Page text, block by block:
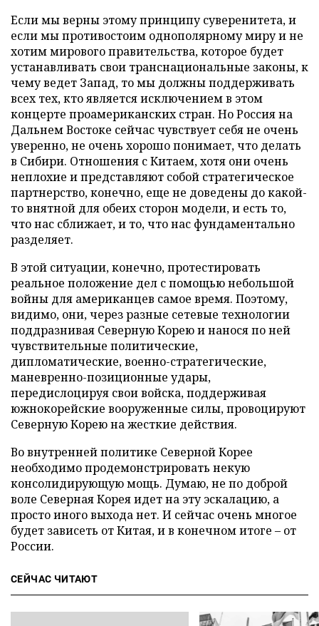
Если мы верны этому принципу суверенитета, и
если мы противостоим однополярному миру и не
хотим мирового правительства, которое будет
устанавливать свои транснациональные законы, к
чему ведет Запад, то мы должны поддерживать
всех тех, кто является исключением в этом
концерте проамериканских стран. Но Россия на
Дальнем Востоке сейчас чувствует себя не очень
уверенно, не очень хорошо понимает, что делать
в Сибири. Отношения с Китаем, хотя они очень
неплохие и представляют собой стратегическое
партнерство, конечно, еще не доведены до какой-
то внятной для обеих сторон модели, и есть то,
что нас сближает, и то, что нас фундаментально
разделяет.
В этой ситуации, конечно, протестировать
реальное положение дел с помощью небольшой
войны для американцев самое время. Поэтому,
видимо, они, через разные сетевые технологии
поддразнивая Северную Корею и нанося по ней
чувствительные политические,
дипломатические, военно-стратегические,
маневренно-позиционные удары,
передислоцируя свои войска, поддерживая
южнокорейские вооруженные силы, провоцируют
Северную Корею на жесткие действия.
Во внутренней политике Северной Корее
необходимо продемонстрировать некую
консолидирующую мощь. Думаю, не по доброй
воле Северная Корея идет на эту эскалацию, а
просто иного выхода нет. И сейчас очень многое
будет зависеть от Китая, и в конечном итоге – от
России.
СЕЙЧАС ЧИТАЮТ